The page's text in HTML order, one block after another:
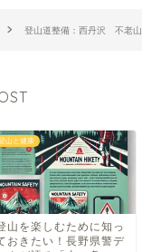
登山道整備：西丹沢 不老山
山と健康
の天気は変わりやす
？？高度と気温と風